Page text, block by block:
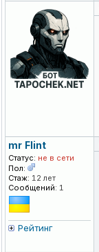
mr Flint
Статус: не в сети
Пол:
Стаж: 12 лет
Сообщений: 1
Рейтинг